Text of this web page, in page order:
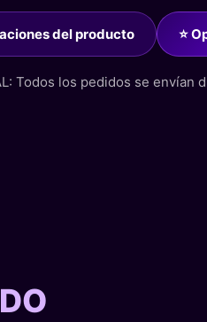
del producto ⭐
Todos los pedidos se envían